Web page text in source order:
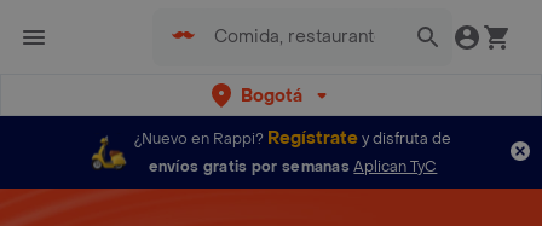
Bogotá
¿Nuevo en Rappi? Regístratey disfruta de
envíos gratis por semanas Aplican TyC